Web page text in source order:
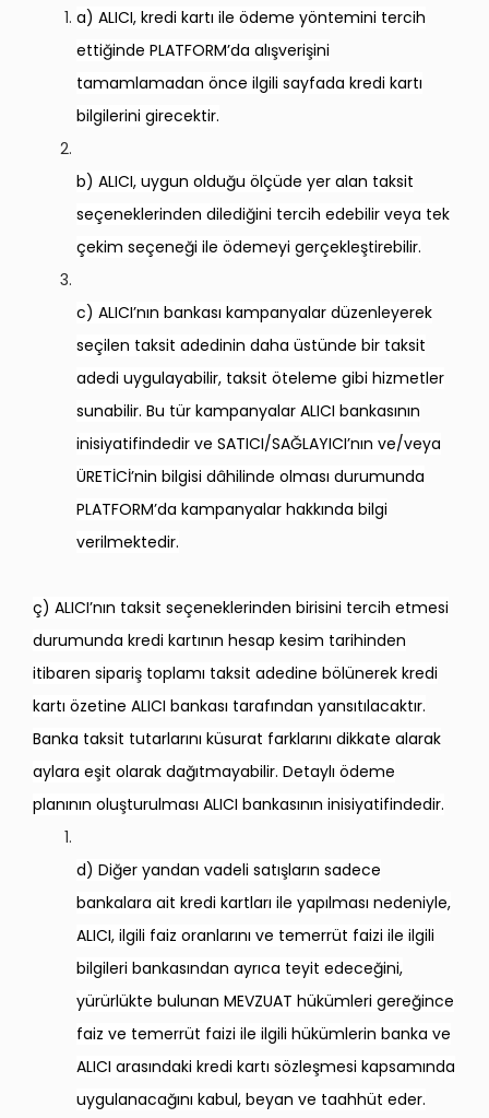
a) ALICI, kredi kartı ile ödeme yöntemini tercih
ettiğinde PLATFORM’da alışverişini
tamamlamadan önce ilgili sayfada kredi kartı
bilgilerini girecektir.
b) ALICI, uygun olduğu ölçüde yer alan taksit
seçeneklerinden dilediğini tercih edebilir veya tek
çekim seçeneği ile ödemeyi gerçekleştirebilir.
c) ALICI’nın bankası kampanyalar düzenleyerek
seçilen taksit adedinin daha üstünde bir taksit
adedi uygulayabilir, taksit öteleme gibi hizmetler
sunabilir. Bu tür kampanyalar ALICI bankasının
inisiyatifindedir ve SATICI/SAĞLAYICI’nın ve/veya
ÜRETİCİ’nin bilgisi dâhilinde olması durumunda
PLATFORM’da kampanyalar hakkında bilgi
verilmektedir.
ç) ALICI’nın taksit seçeneklerinden birisini tercih etmesi
durumunda kredi kartının hesap kesim tarihinden
itibaren sipariş toplamı taksit adedine bölünerek kredi
kartı özetine ALICI bankası tarafından yansıtılacaktır.
Banka taksit tutarlarını küsurat farklarını dikkate alarak
aylara eşit olarak dağıtmayabilir. Detaylı ödeme
planının oluşturulması ALICI bankasının inisiyatifindedir.
d) Diğer yandan vadeli satışların sadece
bankalara ait kredi kartları ile yapılması nedeniyle,
ALICI, ilgili faiz oranlarını ve temerrüt faizi ile ilgili
bilgileri bankasından ayrıca teyit edeceğini,
yürürlükte bulunan MEVZUAT hükümleri gereğince
faiz ve temerrüt faizi ile ilgili hükümlerin banka ve
ALICI arasındaki kredi kartı sözleşmesi kapsamında
uygulanacağını kabul, beyan ve taahhüt eder.